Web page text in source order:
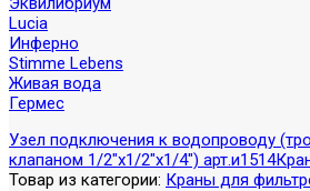
Lucia
Инферно
Stimme Lebens
Живая вода
Гермес
Узел подключения к водопроводу
клапаном 1/2"x1/2"x1/4") арт.и1514
Товар из категории: Краны для